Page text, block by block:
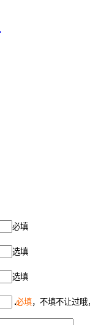
必填
选填
选填
必填，不填不让过